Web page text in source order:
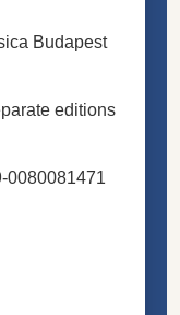
Budapest
editions
0080081471